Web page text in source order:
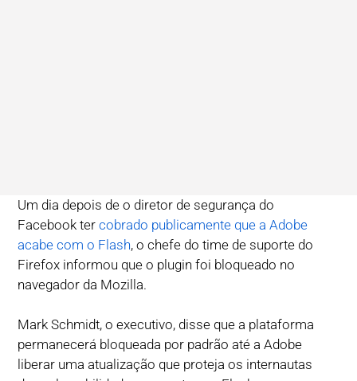
Um dia depois de o diretor de segurança do
Facebook tercobrado publicamente que a Adobe
acabe com o Flash, o chefe do time de suporte do
Firefox informou que o plugin foi bloqueado no
navegador da Mozilla.
Mark Schmidt, o executivo, disse que a plataforma
permanecerá bloqueada por padrão até a Adobe
liberar uma atualização que proteja os internautas